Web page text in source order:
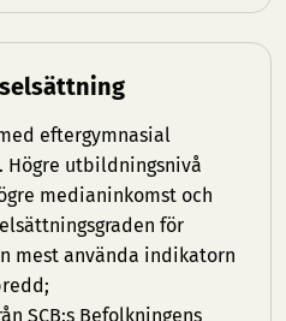
eftergymnasial
utbildningsnivå
medianinkomst och
för
mest använda indikatorn
SCB:s Befolkningens